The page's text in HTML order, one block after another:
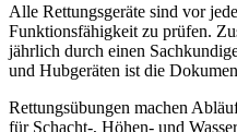
Alle Rettungsgeräte sind vor
Funktionsfähigkeit zu prüfen.
jährlich durch einen
und Hubgeräten ist die
Rettungsübungen machen
für Schacht-, Höhen- und